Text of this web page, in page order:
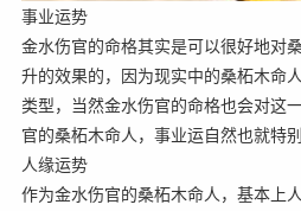
事业运势
金水伤官的命格其实是可以很好地对
升的效果的，因为现实中的桑柘木命
类型，当然金水伤官的命格也会对这
官的桑柘木命人，事业运自然也就特别
人缘运势
作为金水伤官的桑柘木命人，基本上